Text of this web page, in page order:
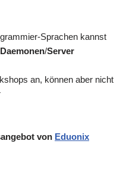
Sprachen kannst
Daemonen/Server
an, können aber nicht
von Eduonix